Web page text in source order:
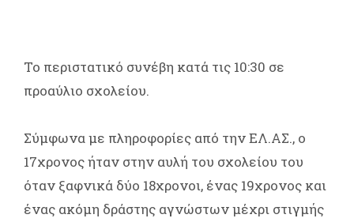
Το περιστατικό συνέβη κατά τις 10:30 σε
προαύλιο σχολείου.
Σύμφωνα με πληροφορίες από την ΕΛ.ΑΣ., ο
17χρονος ήταν στην αυλή του σχολείου του
όταν ξαφνικά δύο 18χρονοι, ένας 19χρονος και
ένας ακόμη δράστης αγνώστων μέχρι στιγμής